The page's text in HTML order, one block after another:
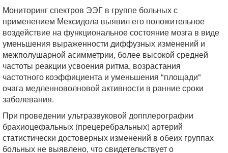
Мониторинг спектров ЭЭГ в группе больных с
применением Мексидола выявил его положительное
воздействие на функциональное состояние мозга в виде
уменьшения выраженности диффузных изменений и
межполушарной асимметрии, более высокой средней
частоты реакции усвоения ритма, возрастания
частотного коэффициента и уменьшения "площади"
очага медленноволновой активности в ранние сроки
заболевания.
При проведении ультразвуковой допплерографии
брахиоцефальных (прецеребральных) артерий
статистически достоверных изменений в обеих группах
больных не выявлено, что свидетельствует о